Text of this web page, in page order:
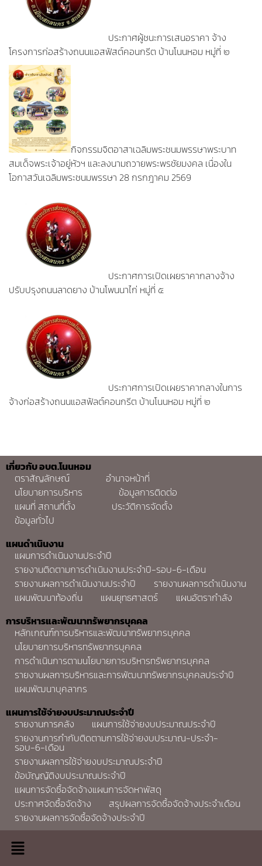
ประกาศผู้ชนะการเสนอราคา จ้าง
โครงการก่อสร้างถนนแอสฟัสต์คอนกรีต บ้านโนนหอม หมู่ที่ ๒
กิจกรรมจิตอาสาเฉลิมพระชนมพรรษาพระบาท
สมเด็จพระเจ้าอยู่หัวฯ และลงนามถวายพระพรชัยมงคล เนื่องใน
โอกาสวันเฉลิมพระชนมพรรษา 28 กรกฎาคม 2569
ประกาศการเปิดเผยราคากลางจ้าง
ปรับปรุงถนนลาดยาง บ้านโพนนาไก่ หมู่ที่ ๕
ประกาศการเปิดเผยราคากลางในการ
จ้างก่อสร้างถนนแอสฟัลต์คอนกรีต บ้านโนนหอม หมู่ที่ ๒
เกี่ยวกับ อบต.โนนหอม
ตราสัญลักษณ์
อำนาจหน้าที่
นโยบายการบริหาร
ข้อมูลการติดต่อ
แผนที่ สถานที่ตั้ง
ประวัติการจัดตั้ง
ข้อมูลทั่วไป
แผนดำเนินงาน
แผนการดำเนินงานประจำปี
รายงานติดตามการดำเนินงานประจำปี-รอบ-6-เดือน
รายงานผลการดำเนินงานประจำปี
รายงานผลการดำเนินงาน
แผนพัฒนาท้องถิ่น
แผนยุทธศาสตร์
แผนอัตรากำลัง
การบริหารและพัฒนาทรัพยากรบุคคล
หลักเกณฑ์การบริหารและพัฒนาทรัพยากรบุคคล
นโยบายการบริหารทรัพยากรบุคคล
การดำเนินการตามนโยบายการบริหารทรัพยากรบุคคล
รายงานผลการบริหารและการพัฒนาทรัพยากรบุคคลประจำปี
แผนพัฒนาบุคลากร
แผนการใช้จ่ายงบประมาณประจำปี
รายงานการคลัง
แผนการใช้จ่ายงบประมาณประจำปี
รายงานการกำกับติดตามการใช้จ่ายงบประมาณ-ประจำ-
รอบ-6-เดือน
รายงานผลการใช้จ่ายงบประมาณประจำปี
ข้อบัญญัติงบประมาณประจำปี
แผนการจัดซื้อจัดจ้างแผนการจัดหาพัสดุ
ประกาศจัดซื้อจัดจ้าง
สรุปผลการจัดซื้อจัดจ้างประจำเดือน
รายงานผลการจัดซื้อจัดจ้างประจำปี